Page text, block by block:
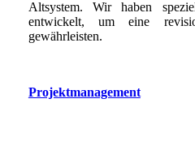
Altsystem. Wir haben
entwickelt, um eine
gewährleisten.
Projektmanagement